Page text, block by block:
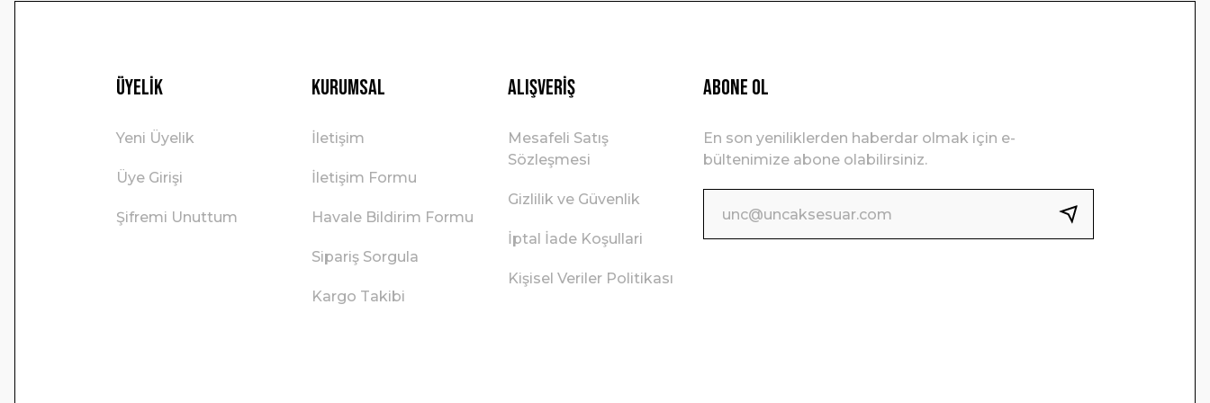
Üyelik
Yeni Üyelik
Üye Girişi
Şifremi Unuttum
Kurumsal
İletişim
İletişim Formu
Havale Bildirim Formu
Sipariş Sorgula
Kargo Takibi
Alışveriş
Mesafeli Satış
Sözleşmesi
Gizlilik ve Güvenlik
İptal İade Koşullari
Kişisel Veriler Politikası
ABONE OL
En son yeniliklerden haberdar olmak için e-
bültenimize abone olabilirsiniz.